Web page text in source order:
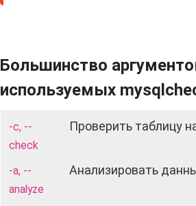
Большинство
используемых
-c, --
check
Проверить таблицу
-a, --
analyze
Анализировать